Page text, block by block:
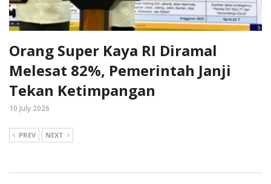
Orang Super Kaya RI Diramal
Melesat 82%, Pemerintah Janji
Tekan Ketimpangan
10 July 2026
PREV NEXT